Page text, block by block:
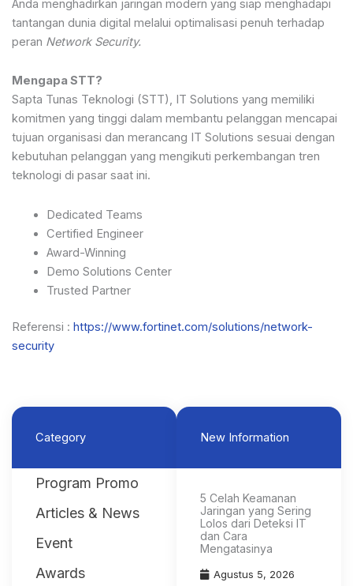
Anda menghadirkan jaringan modern yang siap menghadapi
tantangan dunia digital melalui optimalisasi penuh terhadap
peran Network Security.
Mengapa STT?
Sapta Tunas Teknologi (STT), IT Solutions yang memiliki
komitmen yang tinggi dalam membantu pelanggan mencapai
tujuan organisasi dan merancang IT Solutions sesuai dengan
kebutuhan pelanggan yang mengikuti perkembangan tren
teknologi di pasar saat ini.
Dedicated Teams
Certified Engineer
Award-Winning
Demo Solutions Center
Trusted Partner
Referensi : https://www.fortinet.com/solutions/network-
security
Category
Program Promo
Articles & News
Event
Awards
New Information
5 Celah Keamanan
Jaringan yang Sering
Lolos dari Deteksi IT
dan Cara
Mengatasinya
Agustus 5, 2026